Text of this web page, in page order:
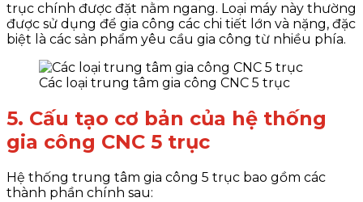
trục chính được đặt nằm ngang. Loại máy này thường
được sử dụng để gia công các chi tiết lớn và nặng, đặc
biệt là các sản phẩm yêu cầu gia công từ nhiều phía.
Các loại trung tâm gia công CNC 5 trục
5. Cấu tạo cơ bản của hệ thống
gia công CNC 5 trục
Hệ thống trung tâm gia công 5 trục bao gồm các
thành phần chính sau: